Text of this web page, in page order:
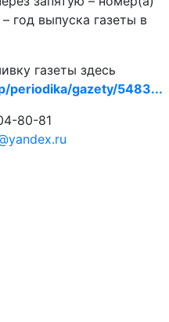
год выпуска газеты в
газеты здесь
periodika/gazety/5483...
80-81